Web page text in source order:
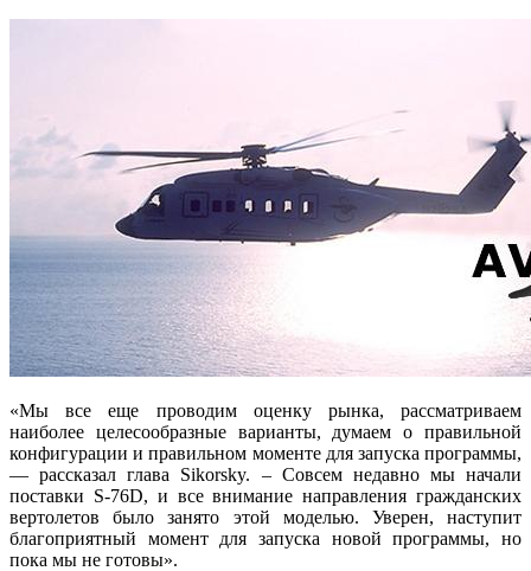
«Мы все еще проводим оценку рынка, рассматриваем
наиболее целесообразные варианты, думаем о правильной
конфигурации и правильном моменте для запуска программы,
— рассказал глава Sikorsky. – Совсем недавно мы начали
поставки S-76D, и все внимание направления гражданских
вертолетов было занято этой моделью. Уверен, наступит
благоприятный момент для запуска новой программы, но
пока мы не готовы».